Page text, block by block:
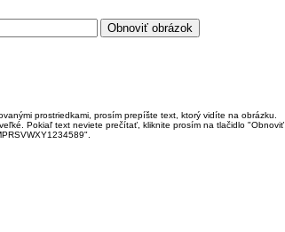
prostriedkami, prosím prepíšte text, ktorý vidíte na obrázku.
Pokiaľ text neviete prečítať, kliknite prosím na tlačidlo "Obnoviť